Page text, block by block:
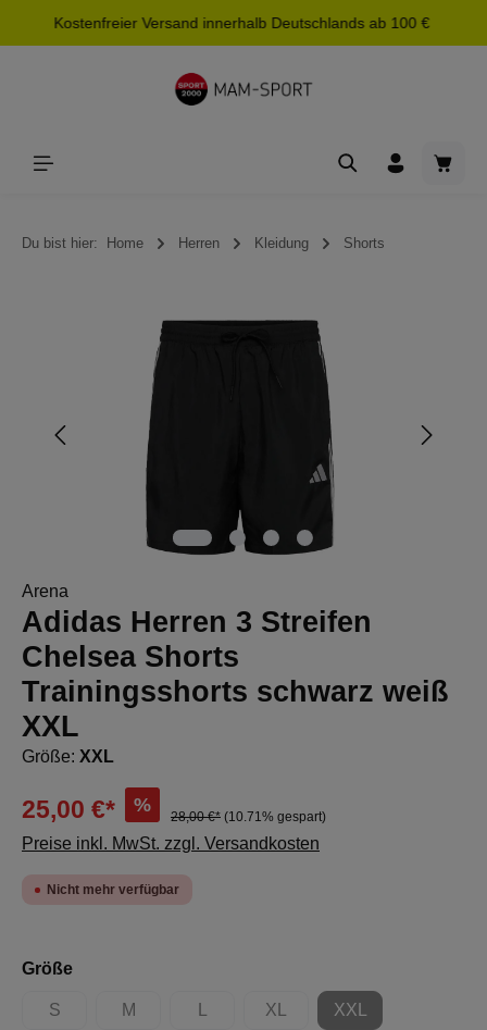
springen
Kostenfreier Versand innerhalb Deutschlands ab 100 €
Du bist hier: Home Herren Kleidung Shorts
Bildergalerie überspringen
Arena
Adidas Herren 3 Streifen
Chelsea Shorts
Trainingsshorts schwarz weiß
XXL
Größe: XXL
25,00 €* %
28,00 €* (10.71% gespart)
Preise inkl. MwSt. zzgl. Versandkosten
Nicht mehr verfügbar
Größeauswählen
S
(Diese Option ist zurzeit nicht verfügbar.)
M
(Diese Option ist zurzeit nicht verfügbar.)
(Diese Option ist zurzeit nicht verfügbar.)
XL
(Diese Option ist zurzeit nicht
XXL
(Diese Option ist